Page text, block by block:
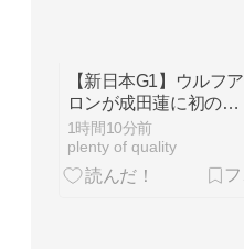
​【新日本G1】ウルフア
ロンが成田蓮に初のギ
ブアップ負け！予選落
ちピンチ
1時間10分前
plenty of quality